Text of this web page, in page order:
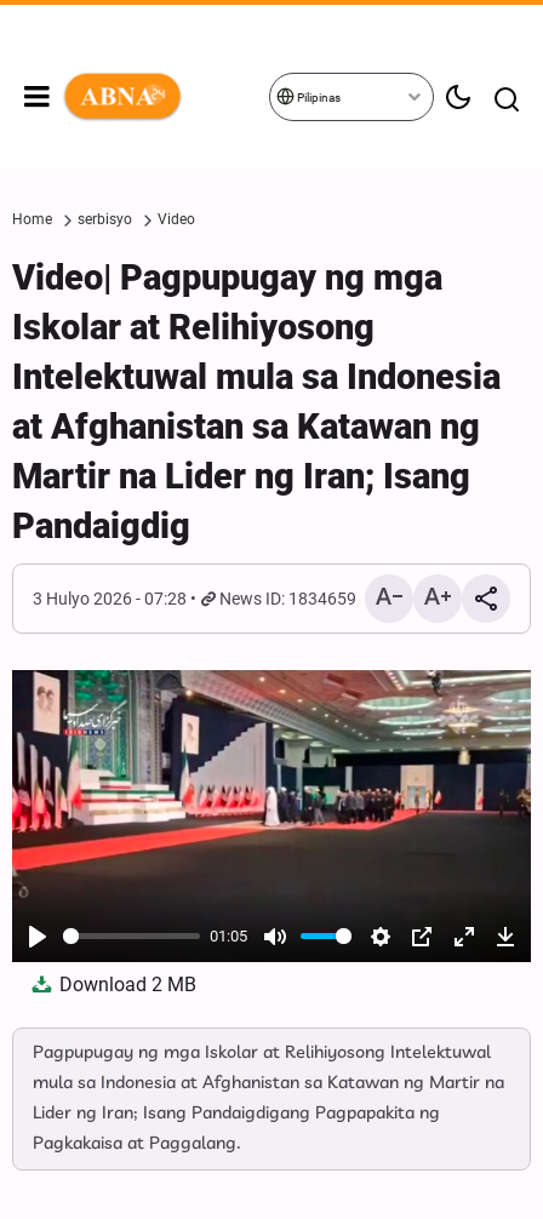
Pilipinas
Home serbisyo Video
Video| Pagpupugay ng mga
Iskolar at Relihiyosong
Intelektuwal mula sa Indonesia
at Afghanistan sa Katawan ng
Martir na Lider ng Iran; Isang
Pandaigdig
3 Hulyo 2026 - 07:28 News ID: 1834659
Play
01:05
Mute Settings
PIP Enter
Download2 MB
Pagpupugay ng mga Iskolar at Relihiyosong Intelektuwal
mula sa Indonesia at Afghanistan sa Katawan ng Martir na
Lider ng Iran; Isang Pandaigdigang Pagpapakita ng
Pagkakaisa at Paggalang.